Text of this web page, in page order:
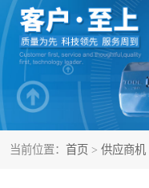
当前位置： 首页 > 供应商机
SDI仪
PH电导测试笔
水质检测仪
PH电导测试仪